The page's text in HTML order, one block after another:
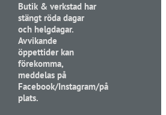
Butik & verkstad har
stängt röda dagar
och helgdagar.
Avvikande
öppettider kan
förekomma,
meddelas på
Facebook/Instagram/på
plats.